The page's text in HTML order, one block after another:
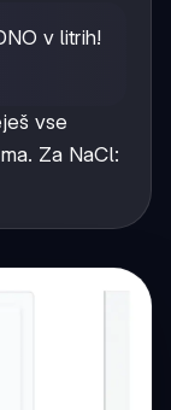
v litrih!
vse
Za NaCl: